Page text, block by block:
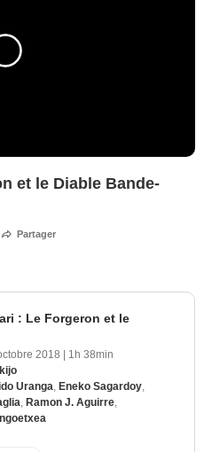
et le Diable Bande-
Partager
: Le Forgeron et le
2018 | 1h 38min
Uranga Eneko Sagardoy
Ramon J. Aguirre